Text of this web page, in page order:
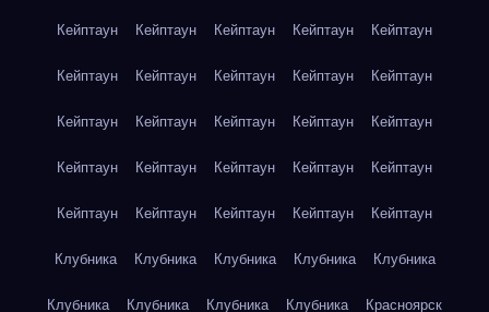
Кейптаун Кейптаун Кейптаун Кейптаун Кейптаун
Кейптаун Кейптаун Кейптаун Кейптаун Кейптаун
Кейптаун Кейптаун Кейптаун Кейптаун Кейптаун
Кейптаун Кейптаун Кейптаун Кейптаун Кейптаун
Кейптаун Кейптаун Кейптаун Кейптаун Кейптаун
Клубника Клубника Клубника Клубника Клубника
Клубника Клубника Клубника Клубника Красноярск